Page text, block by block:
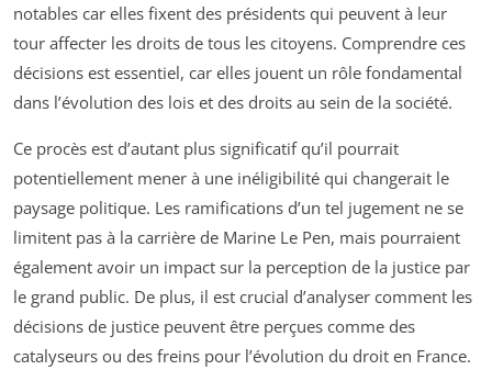
notables car elles fixent des présidents qui peuvent à leur
tour affecter les droits de tous les citoyens. Comprendre ces
décisions est essentiel, car elles jouent un rôle fondamental
dans l’évolution des lois et des droits au sein de la société.
Ce procès est d’autant plus significatif qu’il pourrait
potentiellement mener à une inéligibilité qui changerait le
paysage politique. Les ramifications d’un tel jugement ne se
limitent pas à la carrière de Marine Le Pen, mais pourraient
également avoir un impact sur la perception de la justice par
le grand public. De plus, il est crucial d’analyser comment les
décisions de justice peuvent être perçues comme des
catalyseurs ou des freins pour l’évolution du droit en France.